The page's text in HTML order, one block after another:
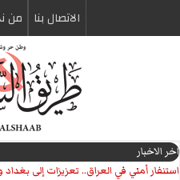
الاتصال بنا من
اخر الاخبار
استنفار أمني في العراق.. تعزيزات إلى